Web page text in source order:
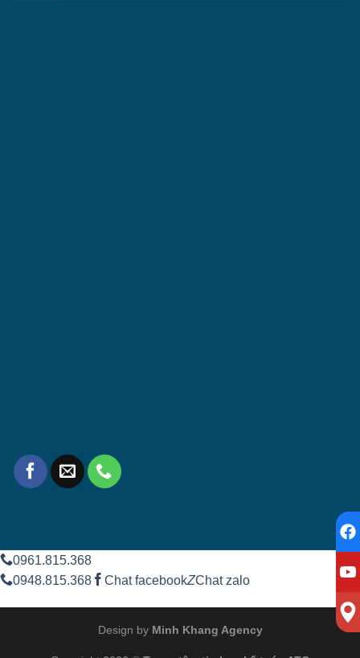
0961.815.368
0948.815.368
Chat facebookZChat zalo
Design by Minh Khang Agency